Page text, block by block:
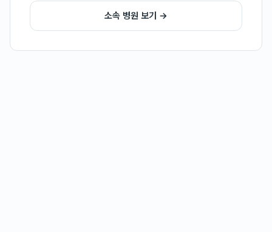
소속 병원 보기 →